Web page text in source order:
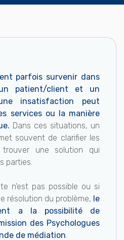
parfois survenir dans
patient/client et un
insatisfaction peut
services ou la manière
Dans ces situations, un
souvent de clarifier les
une solution qui
parties.
n'est pas possible ou si
résolution du problème, le
a la possibilité de
des Psychologues
de médiation.